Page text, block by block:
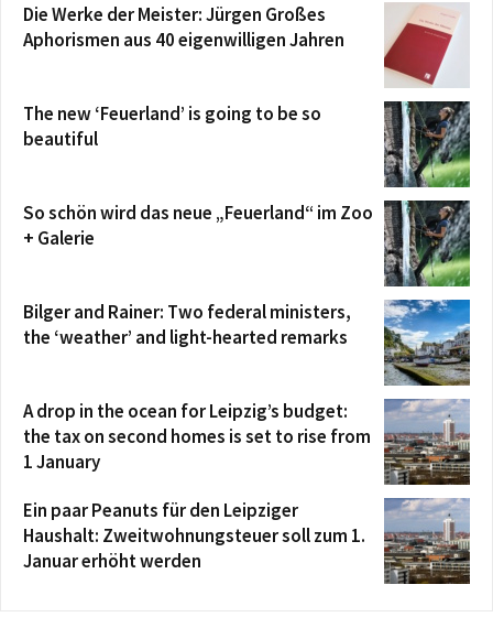
Die Werke der Meister: Jürgen Großes
Aphorismen aus 40 eigenwilligen Jahren
The new ‘Feuerland’ is going to be so
beautiful
So schön wird das neue „Feuerland“ im Zoo
+ Galerie
Bilger and Rainer: Two federal ministers,
the ‘weather’ and light-hearted remarks
A drop in the ocean for Leipzig’s budget:
the tax on second homes is set to rise from
1 January
Ein paar Peanuts für den Leipziger
Haushalt: Zweitwohnungsteuer soll zum 1.
Januar erhöht werden